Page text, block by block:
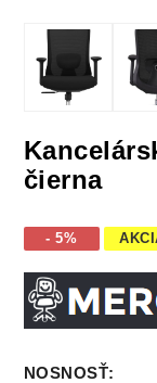
čierna
- 5%
NOSNOSŤ: